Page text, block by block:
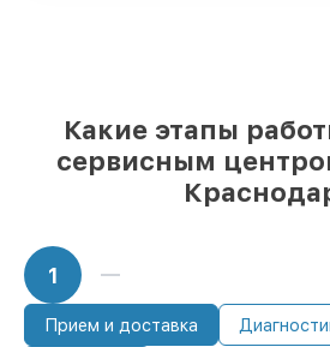
Какие этапы
сервисным
1
Прием и доставка